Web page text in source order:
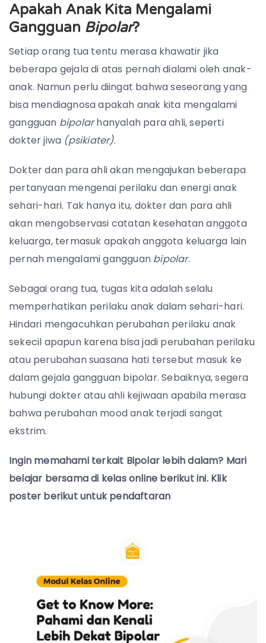
Apakah Anak Kita Mengalami
Gangguan Bipolar?
Setiap orang tua tentu merasa khawatir jika
beberapa gejala di atas pernah dialami oleh anak-
anak. Namun perlu diingat bahwa seseorang yang
bisa mendiagnosa apakah anak kita mengalami
gangguan bipolarhanyalah para ahli, seperti
dokter jiwa (psikiater).
Dokter dan para ahli akan mengajukan beberapa
pertanyaan mengenai perilaku dan energi anak
sehari-hari. Tak hanya itu, dokter dan para ahli
akan mengobservasi catatan kesehatan anggota
keluarga, termasuk apakah anggota keluarga lain
pernah mengalami gangguan bipolar.
Sebagai orang tua, tugas kita adalah selalu
memperhatikan perilaku anak dalam sehari-hari.
Hindari mengacuhkan perubahan perilaku anak
sekecil apapun karena bisa jadi perubahan perilaku
atau perubahan suasana hati tersebut masuk ke
dalam gejala gangguan bipolar. Sebaiknya, segera
hubungi dokter atau ahli kejiwaan apabila merasa
bahwa perubahan mood anak terjadi sangat
ekstrim.
Ingin memahami terkait Bipolar lebih dalam? Mari
belajar bersama di kelas online berikut ini. Klik
poster berikut untuk pendaftaran